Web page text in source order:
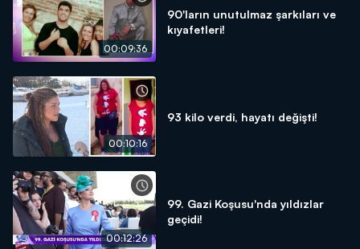
00:09:36
90'ların unutulmaz şarkıları ve
kıyafetleri!
00:10:16
93 kilo verdi, hayatı değişti!
00:12:26
99. Gazi Koşusu'nda yıldızlar
geçidi!